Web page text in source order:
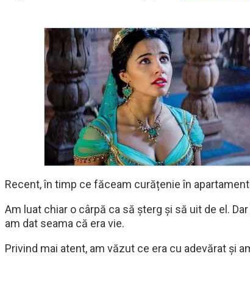
Recent, în timp ce făceam curățenie în
Am luat chiar o cârpă ca să șterg și să uit de el.
am dat seama că era vie.
Privind mai atent, am văzut ce era cu adevărat și